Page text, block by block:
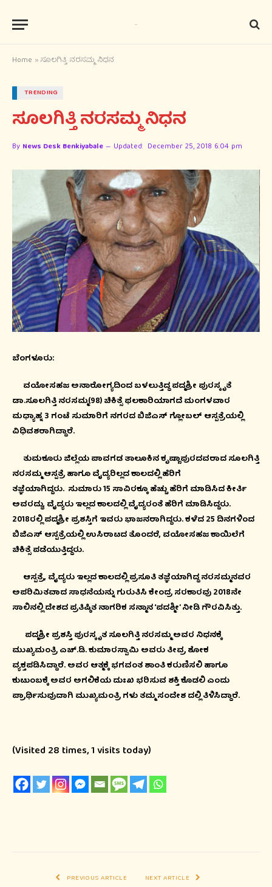
Home »ಸೂಲಗಿತ್ತಿ ನರಸಮ್ಮ ನಿಧನ
TRENDING
ಸೂಲಗಿತ್ತಿ ನರಸಮ್ಮ ನಿಧನ
By News Desk Benkiyabale Updated: December 25, 2018 6:04 pm
ಬೆಂಗಳೂರು:
ವಯೋಸಹಜ ಅನಾರೋಗ್ಯದಿಂದ ಬಳಲುತ್ತಿದ್ದ ಪದ್ಮಶ್ರೀ ಪುರಸ್ಕೃತೆ
ಡಾ.ಸೂಲಗಿತ್ತಿ ನರಸಮ್ಮ(98) ಚಿಕಿತ್ಸೆ ಫಲಕಾರಿಯಾಗದೆ ಮಂಗಳವಾರ
ಮಧ್ಯಾಹ್ನ 3 ಗಂಟೆ ಸುಮಾರಿಗೆ ನಗರದ ಬಿಜಿಎಸ್ ಗ್ಲೋಬಲ್ ಆಸ್ಪತ್ರೆಯಲ್ಲಿ
ವಿಧಿವಶರಾಗಿದ್ದಾರೆ.
ತುಮಕೂರು ಜಿಲ್ಲೆಯ ಪಾವಗಡ ತಾಲೂಕಿನ ಕೃಷ್ಣಾಪುರದವರಾದ ಸೂಲಗಿತ್ತಿ
ನರಸಮ್ಮ ಆಸ್ಪತ್ರೆ ಹಾಗೂ ವೈದ್ಯರಿಲ್ಲದ ಕಾಲದಲ್ಲಿ ಹೆರಿಗೆ
ತಜ್ಞೆಯಾಗಿದ್ದರು. ಸುಮಾರು 15 ಸಾವಿರಕ್ಕೂ ಹೆಚ್ಚು ಹೆರಿಗೆ ಮಾಡಿಸಿದ ಕೀರ್ತಿ
ಅವರದ್ದು, ವೈದ್ಯರು ಇಲ್ಲದ ಕಾಲದಲ್ಲಿ ವೈದ್ಯರಂತೆ ಹೆರಿಗೆ ಮಾಡಿಸಿದ್ದರು.
2018ರಲ್ಲಿ ಪದ್ಮಶ್ರೀ ಪ್ರಶಸ್ತಿಗೆ ಇವರು ಭಾಜನರಾಗಿದ್ದರು. ಕಳೆದ 25 ದಿನಗಳಿಂದ
ಬಿಜಿಎಸ್ ಆಸ್ಪತ್ರೆಯಲ್ಲಿ ಉಸಿರಾಟದ ತೊಂದರೆ, ವಯೋಸಹಜ ಕಾಯಿಲೆಗೆ
ಚಿಕಿತ್ಸೆ ಪಡೆಯುತ್ತಿದ್ದರು.
ಆಸ್ಪತ್ರೆ, ವೈದ್ಯರು ಇಲ್ಲದ ಕಾಲದಲ್ಲಿ ಪ್ರಸೂತಿ ತಜ್ಞೆಯಾಗಿದ್ದ ನರಸಮ್ಮನವರ
ಅಪರಿಮಿತವಾದ ಸಾಧನೆಯನ್ನು ಗುರುತಿಸಿ ಕೇಂದ್ರ ಸರಕಾರವು 2018ನೇ
ಸಾಲಿನಲ್ಲಿ ದೇಶದ ಪ್ರತಿಷ್ಠಿತ ನಾಗರಿಕ ಸನ್ಮಾನ ‘ಪದಶ್ಮೀ’ ನೀಡಿ ಗೌರವಿಸಿತ್ತು.
ಪದ್ಮಶ್ರೀ ಪ್ರಶಸ್ತಿ ಪುರಸ್ಕೃತ ಸೂಲಗಿತ್ತಿ ನರಸಮ್ಮ ಅವರ ನಿಧನಕ್ಕೆ
ಮುಖ್ಯಮಂತ್ರಿ ಎಚ್.ಡಿ. ಕುಮಾರಸ್ವಾಮಿ ಅವರು ತೀವ್ರ ಶೋಕ
ವ್ಯಕ್ತಪಡಿಸಿದ್ದಾರೆ. ಅವರ ಆತ್ಮಕ್ಕೆ ಭಗವಂತ ಶಾಂತಿ ಕರುಣಿಸಲಿ ಹಾಗೂ
ಕುಟುಂಬಕ್ಕೆ ಅವರ ಅಗಲಿಕೆಯ ದುಃಖ ಭರಿಸುವ ಶಕ್ತಿ ಕೊಡಲಿ ಎಂದು
ಪ್ರಾರ್ಥಿಸುವುದಾಗಿ ಮುಖ್ಯಮಂತ್ರಿ ಗಳು ತಮ್ಮ ಸಂದೇಶ ದಲ್ಲಿ ತಿಳಿಸಿದ್ದಾರೆ.
(Visited 28 times, 1 visits today)
PREVIOUS ARTICLE NEXT ARTICLE